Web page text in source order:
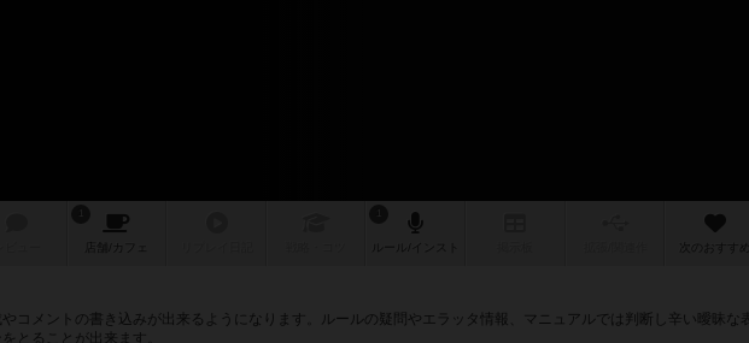
店舗/ カフェ 次のおすすめ
コメントの書き込みが出来るようになります。ルールの疑問やエラッタ情報、マニュアルでは判断し辛い曖昧な表
とることが出来ます。